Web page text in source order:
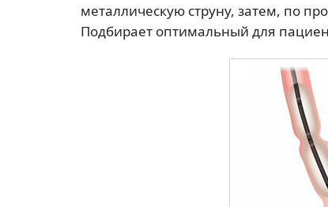
металлическую струну, затем, по
Подбирает оптимальный для